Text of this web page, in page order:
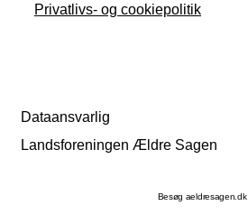
Privatlivs- og cookiepolitik
Dataansvarlig
Landsforeningen Ældre Sagen
Besøg aeldresagen.dk